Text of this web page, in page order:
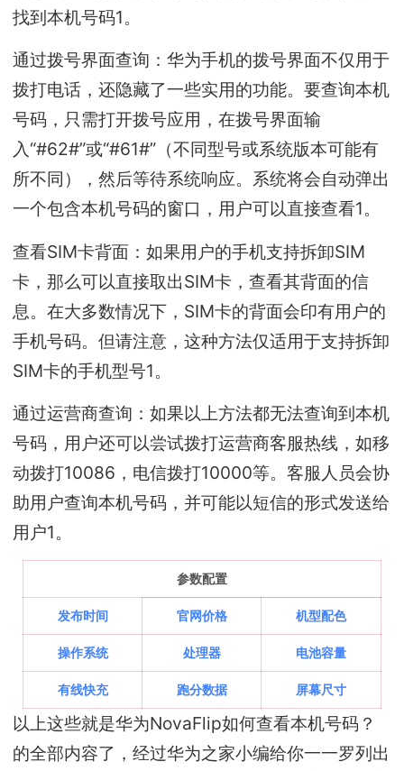
找到本机号码1。‌
通过拨号界面查询：‌华为手机的拨号界面不仅用于
拨打电话，‌还隐藏了一些实用的功能。‌要查询本机
号码，‌只需打开拨号应用，‌在拨号界面输
入“#62#”或“#61#”（‌不同型号或系统版本可能有
所不同）‌，‌然后等待系统响应。‌系统将会自动弹出
一个包含本机号码的窗口，‌用户可以直接查看1。‌
查看SIM卡背面：‌如果用户的手机支持拆卸SIM
卡，‌那么可以直接取出SIM卡，‌查看其背面的信
息。‌在大多数情况下，‌SIM卡的背面会印有用户的
手机号码。‌但请注意，‌这种方法仅适用于支持拆卸
SIM卡的手机型号1。‌
通过运营商查询：‌如果以上方法都无法查询到本机
号码，‌用户还可以尝试拨打运营商客服热线，‌如移
动拨打10086，‌电信拨打10000等。‌客服人员会协
助用户查询本机号码，‌并可能以短信的形式发送给
用户1。‌
参数配置
发布时间 官网价格 机型配色
操作系统 处理器 电池容量
有线快充 跑分数据 屏幕尺寸
以上这些就是华为NovaFlip如何查看本机号码？
的全部内容了，经过华为之家小编给你一一罗列出